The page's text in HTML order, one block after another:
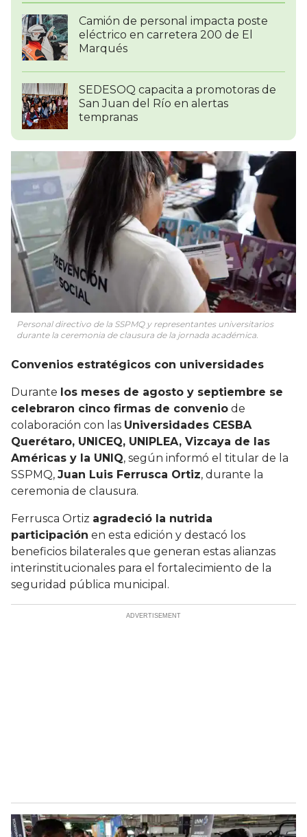
Camión de personal impacta poste
eléctrico en carretera 200 de El
Marqués
SEDESOQ capacita a promotoras de
San Juan del Río en alertas
tempranas
Personal directivo de la SSPMQ y representantes universitarios
durante la ceremonia de clausura de la jornada académica.
Convenios estratégicos con universidades
Durante los meses de agosto y septiembre se
celebraron cinco firmas de convenio de
colaboración con las Universidades CESBA
Querétaro, UNICEQ, UNIPLEA, Vizcaya de las
Américas y la UNIQ, según informó el titular de la
SSPMQ, Juan Luis Ferrusca Ortiz, durante la
ceremonia de clausura.
Ferrusca Ortiz agradeció la nutrida
participación en esta edición y destacó los
beneficios bilaterales que generan estas alianzas
interinstitucionales para el fortalecimiento de la
seguridad pública municipal.